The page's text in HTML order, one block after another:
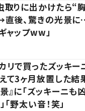
取りに出かけたら“
後、驚きの光景に…
ギャップww」
リで買ったズッキ
て3ヶ月放置した
』に「ズッキーニも
」「野太い音！笑」